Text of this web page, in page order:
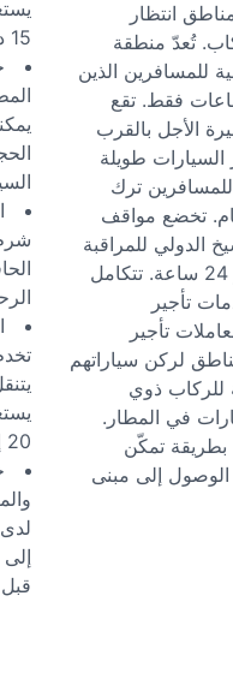
انتظار
تُعدّ منطقة
للمسافرين الذين
فقط. تقع
الأجل بالقرب
طويلة
ترك
تخضع مواقف
الدولي للمراقبة
بكاميرات المراقبة الأمنية على مدار 24 ساعة. تتكامل
تأجير
تأجير
لركن سياراتهم
للركاب ذوي
في المطار.
تمكّن
إلى مبنى
15 دقيقة.
20 إلى 30 دقيقة.